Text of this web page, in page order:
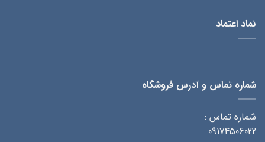
نماد اعتماد
شماره تماس و آدرس فروشگاه
شماره تماس :
09174506022